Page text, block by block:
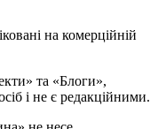
на комерційній
та «Блоги»,
і не є редакційними.